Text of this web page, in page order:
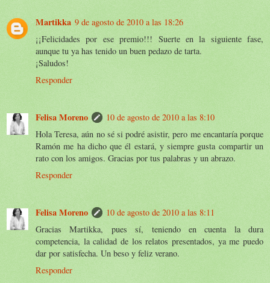
Martikka 9 de agosto de 2010 a las 18:26
¡¡Felicidades por ese premio!!! Suerte en la siguiente fase,
aunque tu ya has tenido un buen pedazo de tarta.
¡Saludos!
Responder
Felisa Moreno
10 de agosto de 2010 a las 8:10
Hola Teresa, aún no sé si podré asistir, pero me encantaría porque
Ramón me ha dicho que él estará, y siempre gusta compartir un
rato con los amigos. Gracias por tus palabras y un abrazo.
Responder
Felisa Moreno
10 de agosto de 2010 a las 8:11
Gracias Martikka, pues sí, teniendo en cuenta la dura
competencia, la calidad de los relatos presentados, ya me puedo
dar por satisfecha. Un beso y feliz verano.
Responder